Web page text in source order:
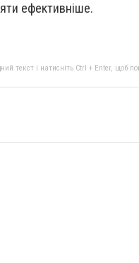
ефективніше.
текст і натисніть Ctrl + Enter, щоб